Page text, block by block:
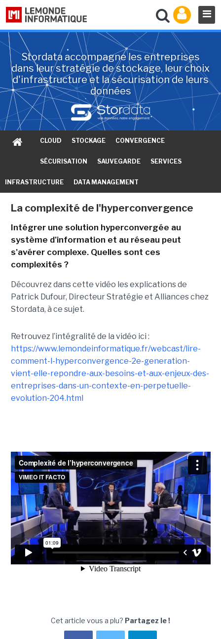
Stordata accompagne les entreprises
dans leur stratégie de stockage, leur choix
d'infrastructure et la sécurisation de leurs
données
CLOUD STOCKAGE CONVERGENCE
SÉCURISATION SAUVEGARDE SERVICES
INFRASTRUCTURE DATA MANAGEMENT
La complexité de l'hyperconvergence
Intégrer une solution hyperconvergée au
système d'information et au réseau peut
s'avérer complexe. Quelles sont ces
complexités ?
Découvrez dans cette vidéo les explications de
Patrick Dufour, Directeur Stratégie et Alliances chez
Stordata, à ce sujet.
Retrouvez l’intégralité de la vidéo ici :
https://www.lemondeinformatique.fr/webcast/lire-
comment-l-hyperconvergence-2e-generation-
vient-elle-repondre-aux-besoins-et-aux-enjeux-des-
entreprises-dans-un-contexte-en-perpetuelle-
evolution-204.html
Cet article vous a plu? Partagez le !